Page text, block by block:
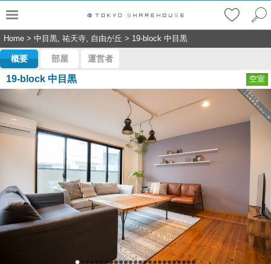
Home > 中目黒, 祐天寺, 自由が丘 > 19-block 中目黒
概要 部屋 運営者
19-block 中目黒 空室